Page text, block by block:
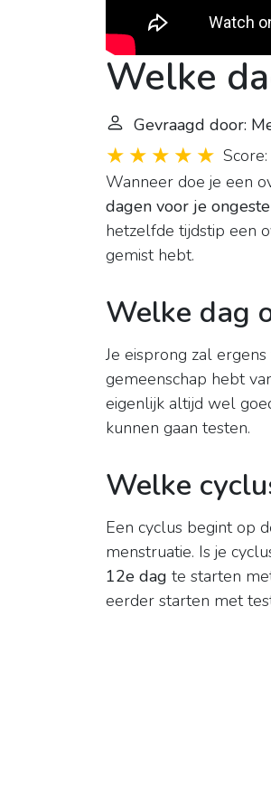
Welke
Gevraagd door:
Wanneer doe je een
dagen voor je
hetzelfde tijdstip een
gemist hebt.
Welke dag
Je eisprong zal ergens
gemeenschap hebt
eigenlijk altijd wel
kunnen gaan testen.
Welke
Een cyclus begint op
menstruatie. Is je
12e dag te starten
eerder starten met